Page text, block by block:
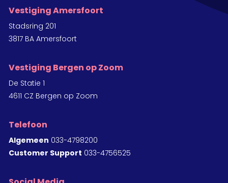
Vestiging Amersfoort
Stadsring 201
3817 BA Amersfoort
Vestiging Bergen op Zoom
De Statie 1
4611 CZ Bergen op Zoom
Telefoon
Algemeen 033-4798200
Customer Support 033-4756525